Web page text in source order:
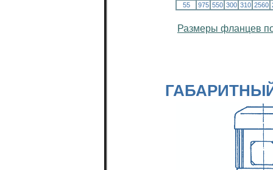
55
975 550 300 310 2560
Размеры фланцев